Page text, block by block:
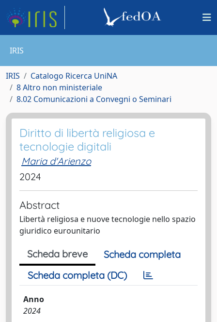
IRIS
IRIS
Catalogo Ricerca UniNA
8 Altro non ministeriale
8.02 Comunicazioni a Convegni o Seminari
Diritto di libertà religiosa e
tecnologie digitali
Maria d'Arienzo
2024
Abstract
Libertà religiosa e nuove tecnologie nello spazio
giuridico eurounitario
Scheda breve
Scheda completa
Scheda completa (DC)
Anno
2024